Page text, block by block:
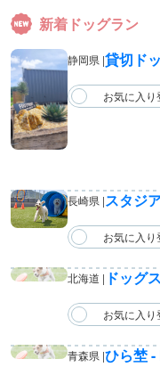
新着ドッグラン
静岡県 |貸切ド
長崎県 |スタジ
北海道 | ドッグ
青森県 |ひら埜